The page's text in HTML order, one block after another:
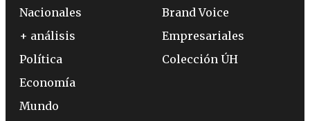
Nacionales
+ análisis
Política
Economía
Mundo
Brand Voice
Empresariales
Colección ÚH